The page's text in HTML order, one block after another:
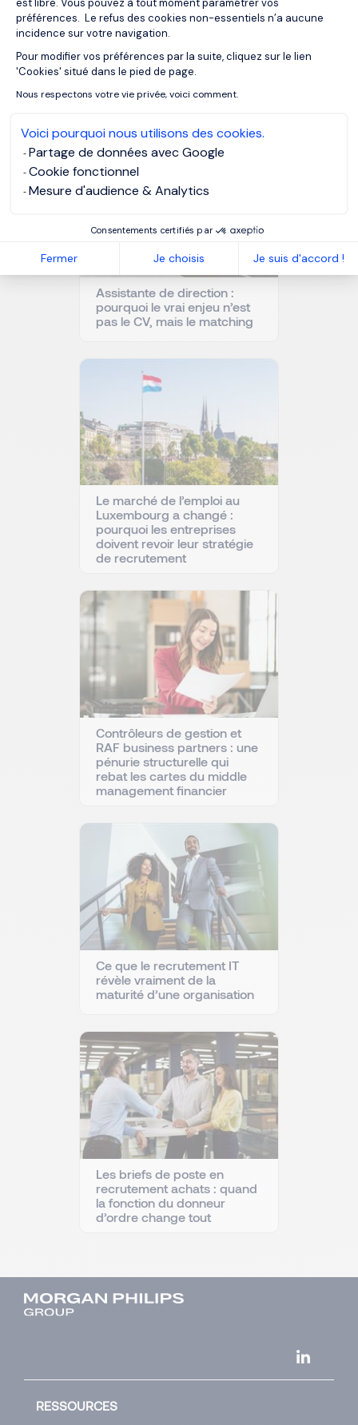
est libre. Vous pouvez à tout moment paramétrer vos
préférences. Le refus des cookies non-essentiels n’a aucune
incidence sur votre navigation.
Pour modifier vos préférences par la suite, cliquez sur le lien
'Cookies' situé dans le pied de page.
Nous respectons votre vie privée, voici comment.
Voici pourquoi nous utilisons des cookies.
Partage de données avec Google
Cookie fonctionnel
Mesure d'audience & Analytics
Consentements certifiés par
Fermer Je choisis Je suis d'accord !
Axeptio consent
NOS RESSOURCES
À lire aussi
Assistante de direction :
pourquoi le vrai enjeu n’est
pas le CV, mais le matching
Le marché de l’emploi au
Luxembourg a changé :
pourquoi les entreprises
doivent revoir leur stratégie
de recrutement
Contrôleurs de gestion et
RAF business partners : une
pénurie structurelle qui
rebat les cartes du middle
management financier
Ce que le recrutement IT
révèle vraiment de la
maturité d’une organisation
Les briefs de poste en
recrutement achats : quand
la fonction du donneur
d’ordre change tout
RESSOURCES